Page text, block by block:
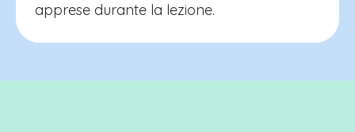
apprese durante la lezione.